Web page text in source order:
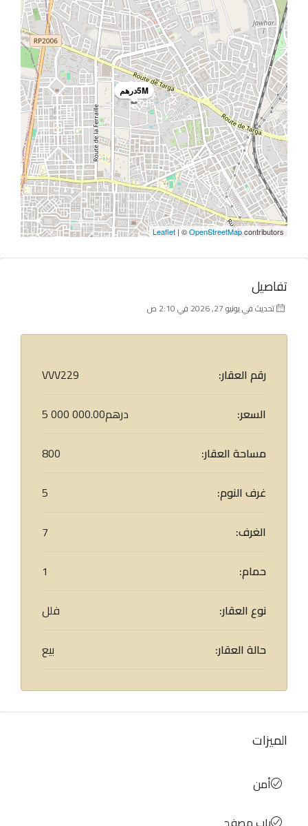
5Mدرهم
Leaflet | ©OpenStreetMapcontributors
تفاصيل
تحديث في يونيو 27, 2026 في 2:10 ص
رقم العقار:
VVV229
السعر:
5 000 000.00درهم
مساحة العقار:
800
غرف النوم:
5
الغرف:
7
حمام:
1
نوع العقار:
فلل
حالة العقار:
بيع
الميزات
أمن